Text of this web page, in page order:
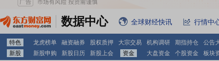
数据中心 全球财经快讯 行情中
特色 龙虎榜单 融资融券 股权质押 大宗交易 机构调研 期指持仓
公告
新股
新股申购 新股日历 新股上会 资金 大盘资金 个股资金 板块